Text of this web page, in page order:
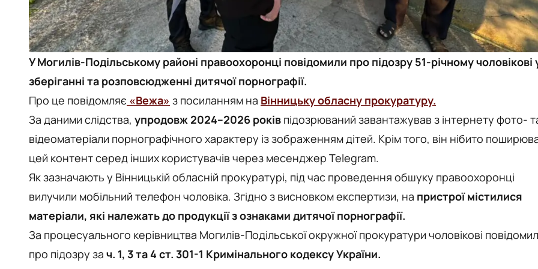
У Могилів-Подільському районі правоохоронці повідомили про підозру 51-річному чоловікові
зберіганні та розповсюдженні дитячої порнографії.
Про це повідомляє «Вежа» з посиланням на Вінницьку обласну прокуратуру.
За даними слідства, упродовж 2024–2026 років підозрюваний завантажував з інтернету фото-
відеоматеріали порнографічного характеру із зображенням дітей. Крім того, він нібито
цей контент серед інших користувачів через месенджер Telegram.
Як зазначають у Вінницькій обласній прокуратурі, під час проведення обшуку правоохоронці
вилучили мобільний телефон чоловіка. Згідно з висновком експертизи, на пристрої містилися
матеріали, які належать до продукції з ознаками дитячої порнографії.
За процесуального керівництва Могилів-Подільської окружної прокуратури чоловікові
про підозру за ч. 1, 3 та 4 ст. 301-1 Кримінального кодексу України.